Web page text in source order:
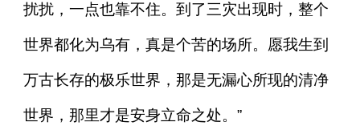
扰扰，一点也靠不住。到了三灾出现时，整个
世界都化为乌有，真是个苦的场所。愿我生到
万古长存的极乐世界，那是无漏心所现的清净
世界，那里才是安身立命之处。”